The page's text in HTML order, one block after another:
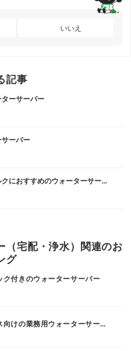
いいえ
記事
ーサーバー
ーバー
におすすめのウォーターサーバ
（宅配・浄水）関連のお
グ
ク付きのウォーターサーバー
向けの業務用ウォーターサーバ